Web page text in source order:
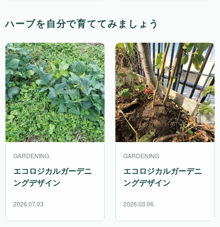
ハーブを自分で育ててみましょう
GARDENING
エコロジカルガーデニ
ングデザイン
2026.07.03
GARDENING
エコロジカルガーデニ
ングデザイン
2026.03.06